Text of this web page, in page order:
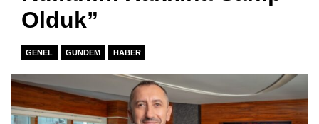
Olduk”
GENEL GUNDEM HABER